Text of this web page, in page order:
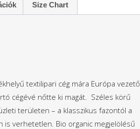
Size Chart
textilipari cég mára Európa vezető
cégévé nőtte ki magát. Széles körű
területen – a klasszikus fazontól a
is verhetetlen. Bio organic megjelölésű